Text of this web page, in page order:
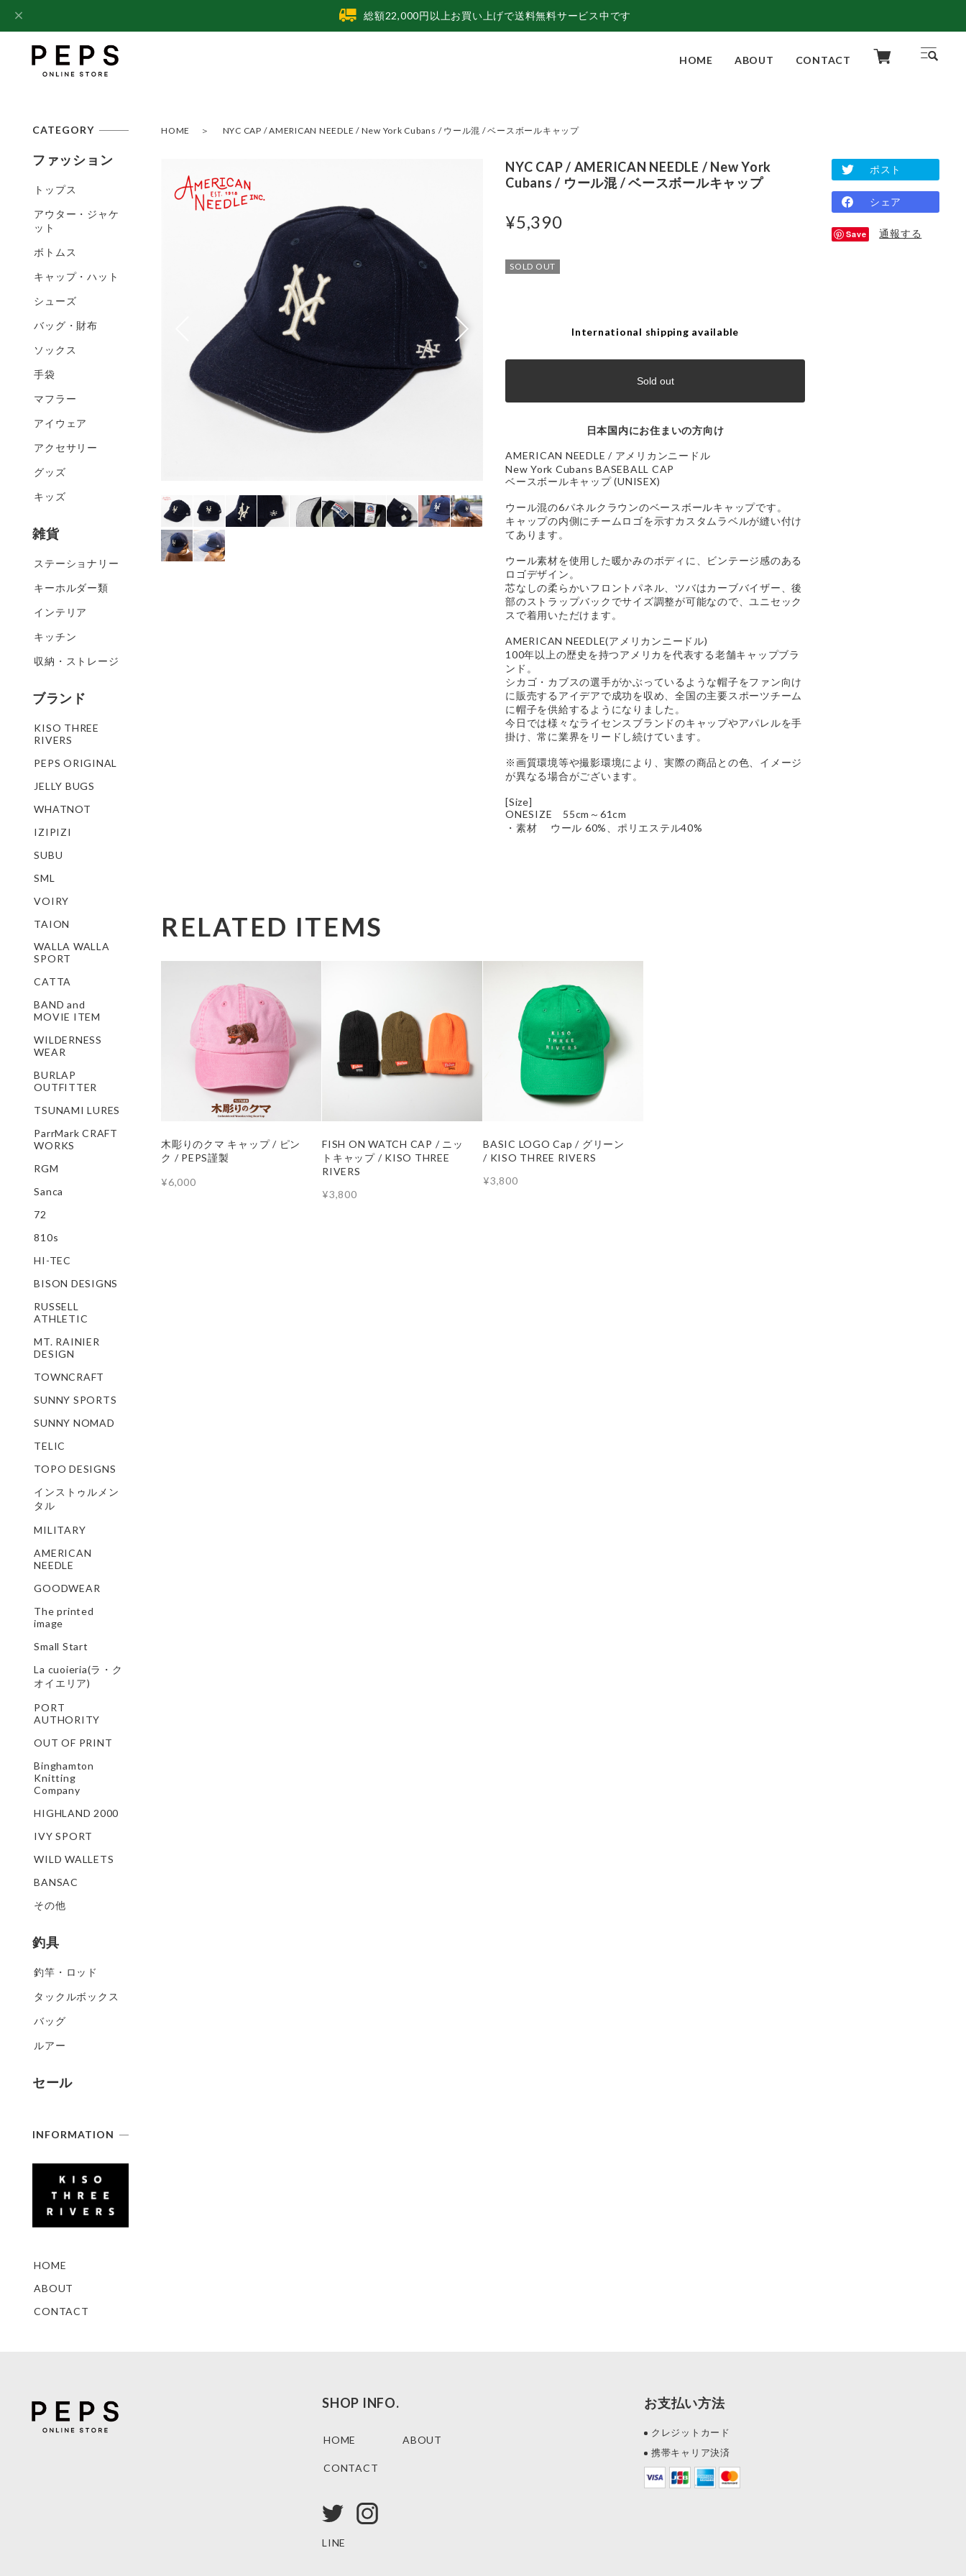
総額22,000円以上お買い上げで送料無料サービス中です
HOME ABOUT CONTACT
HOME NYC CAP / AMERICAN NEEDLE / New York Cubans / ウール混 / ベースボールキャップ
NYC CAP / AMERICAN NEEDLE / New York
Cubans / ウール混 / ベースボールキャップ
¥5,390
SOLD OUT
International shipping available
Sold out
日本国内にお住まいの方向け
AMERICAN NEEDLE / アメリカンニードル
New York Cubans BASEBALL CAP
ベースボールキャップ (UNISEX)
ウール混の6パネルクラウンのベースボールキャップです。
キャップの内側にチームロゴを示すカスタムラベルが縫い付け
てあります。
ウール素材を使用した暖かみのボディに、ビンテージ感のある
ロゴデザイン。
芯なしの柔らかいフロントパネル、ツバはカーブバイザー、後
部のストラップバックでサイズ調整が可能なので、ユニセック
スで着用いただけます。
AMERICAN NEEDLE(アメリカンニードル)
100年以上の歴史を持つアメリカを代表する老舗キャップブラ
ンド。
シカゴ・カブスの選手がかぶっているような帽子をファン向け
に販売するアイデアで成功を収め、全国の主要スポーツチーム
に帽子を供給するようになりました。
今日では様々なライセンスブランドのキャップやアパレルを手
掛け、常に業界をリードし続けています。
※画質環境等や撮影環境により、実際の商品との色、イメージ
が異なる場合がございます。
[Size]
ONESIZE 55cm～61cm
・素材 ウール 60%、ポリエステル40%
ポスト
シェア
Save 通報する
RELATED ITEMS
木彫りのクマ キャップ / ピン
ク / PEPS謹製
¥6,000
FISH ON WATCH CAP / ニッ
トキャップ / KISO THREE
RIVERS
¥3,800
BASIC LOGO Cap / グリーン
/ KISO THREE RIVERS
¥3,800
CATEGORY
ファッション
トップス
アウター・ジャケ
ット
ボトムス
キャップ・ハット
シューズ
バッグ・財布
ソックス
手袋
マフラー
アイウェア
アクセサリー
グッズ
キッズ
雑貨
ステーショナリー
キーホルダー類
インテリア
キッチン
収納・ストレージ
ブランド
KISO THREE
RIVERS
PEPS ORIGINAL
JELLY BUGS
WHATNOT
IZIPIZI
SUBU
SML
VOIRY
TAION
WALLA WALLA
SPORT
CATTA
BAND and
MOVIE ITEM
WILDERNESS
WEAR
BURLAP
OUTFITTER
TSUNAMI LURES
ParrMark CRAFT
WORKS
RGM
Sanca
72
810s
HI-TEC
BISON DESIGNS
RUSSELL
ATHLETIC
MT. RAINIER
DESIGN
TOWNCRAFT
SUNNY SPORTS
SUNNY NOMAD
TELIC
TOPO DESIGNS
インストゥルメン
タル
MILITARY
AMERICAN
NEEDLE
GOODWEAR
The printed
image
Small Start
La cuoieria(ラ・ク
オイエリア)
PORT
AUTHORITY
OUT OF PRINT
Binghamton
Knitting
Company
HIGHLAND 2000
IVY SPORT
WILD WALLETS
BANSAC
その他
釣具
釣竿・ロッド
タックルボックス
バッグ
ルアー
セール
INFORMATION
HOME
ABOUT
CONTACT
SHOP INFO.
HOME ABOUT
CONTACT
LINE
お支払い方法
クレジットカード
携帯キャリア決済